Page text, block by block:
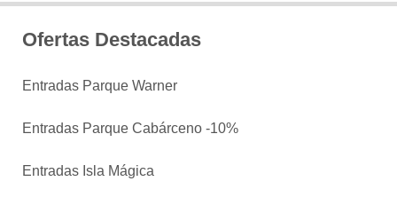
Ofertas Destacadas
Entradas Parque Warner
Entradas Parque Cabárceno -10%
Entradas Isla Mágica